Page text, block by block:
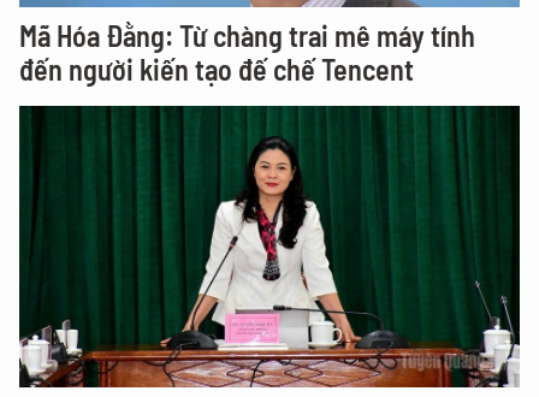
Mã Hóa Đằng: Từ chàng trai mê máy tính
đến người kiến tạo đế chế Tencent